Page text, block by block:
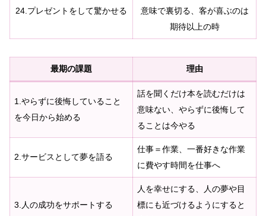
24.プレゼントをして驚かせる
意味で裏切る、客が喜ぶのは
期待以上の時
最期の課題 理由
1.やらずに後悔していること
を今日から始める
話を聞くだけ本を読むだけは
意味ない、やらずに後悔して
ることは今やる
2.サービスとして夢を語る
仕事＝作業、一番好きな作業
に費やす時間を仕事へ
3.人の成功をサポートする
人を幸せにする、人の夢や目
標にも近づけるようにすると